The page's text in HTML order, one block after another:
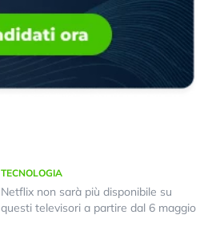
TECNOLOGIA
Netflix non sarà più disponibile su
questi televisori a partire dal 6 maggio